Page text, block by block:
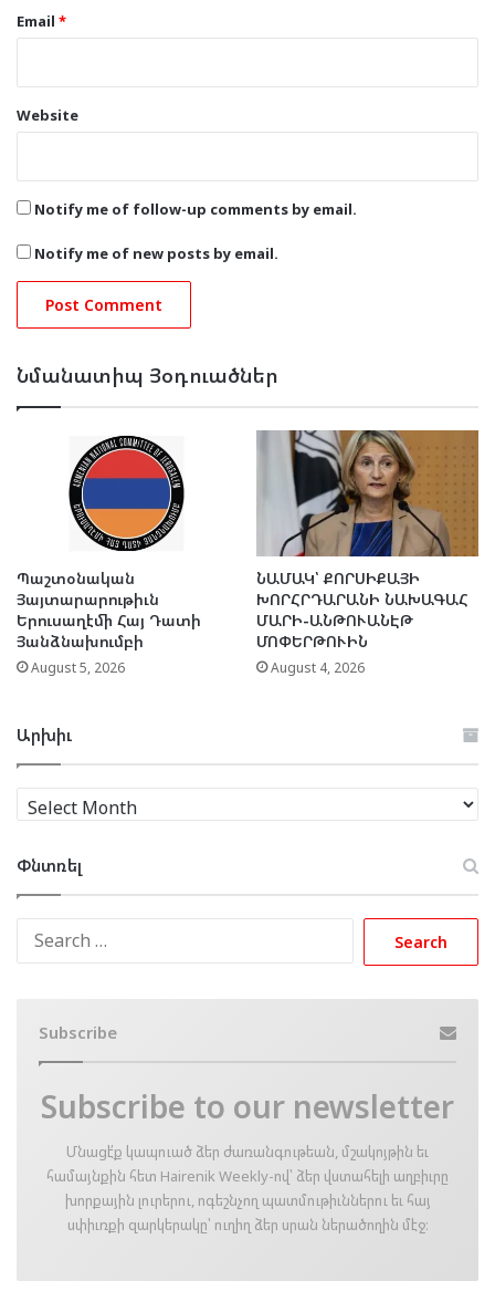
Email *
Website
Notify me of follow-up comments by email.
Notify me of new posts by email.
Նմանատիպ Յօդուածներ
Պաշտօնական
Յայտարարութիւն
Երուսաղէմի Հայ Դատի
Յանձնախումբի
August 5, 2026
ՆԱՄԱԿ՝ ՔՈՐՍԻՔԱՅԻ
ԽՈՐՀՐԴԱՐԱՆԻ ՆԱԽԱԳԱՀ
ՄԱՐԻ-ԱՆԹՈՒԱՆԷԹ
ՄՈՓԵՐԹՈՒԻՆ
August 4, 2026
Արխիւ
Արխիւ
Փնտռել
Subscribe
Subscribe to our newsletter
Մնացէ՛ք կապուած ձեր ժառանգութեան, մշակոյթին եւ
համայնքին հետ Hairenik Weekly-ով՝ ձեր վստահելի աղբիւրը
խորքային լուրերու, ոգեշնչող պատմութիւններու եւ հայ
սփիւռքի զարկերակը՝ ուղիղ ձեր սրան ներածողին մէջ։